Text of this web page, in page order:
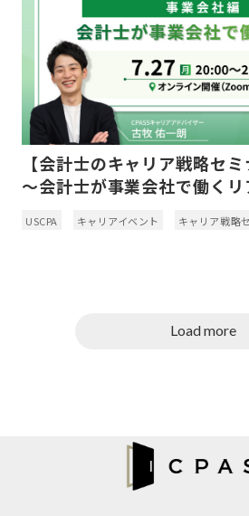
【会計士のキャリア戦略セ
～会計士が事業会社で働くリ
USCPA キャリアイベント キャリア戦略
Load more